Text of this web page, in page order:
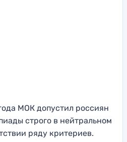
МОК допустил россиян
строго в нейтральном
ряду критериев.